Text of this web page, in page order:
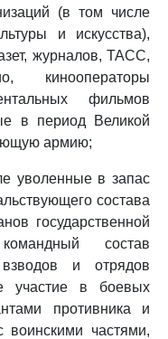
(в том числе
и искусства),
журналов, ТАСС,
кинооператоры
фильмов
в период Великой
армию;
уволенные в запас
состава
государственной
состав
взводов и отрядов
участие в боевых
противника и
воинскими частями,